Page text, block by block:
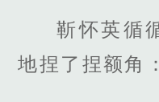
靳怀英循
地捏了捏额角